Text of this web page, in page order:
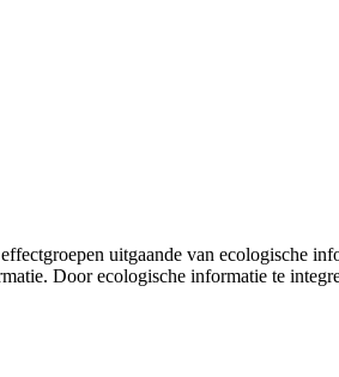
uitgaande van ecologische
Door ecologische informatie te